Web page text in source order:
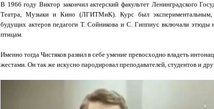
В 1966 году Виктор закончил актерский факультет Ленинградского
Театра, Музыки и Кино (ЛГИТМиК). Курс был экспериментальным,
будущих актеров педагоги Т. Сойникова и С. Гиппиус включали этюды
птицам.
Именно тогда Чистяков развил в себе умение превосходно владеть
жестами. Он так же искусно пародировал преподавателей, студентов и